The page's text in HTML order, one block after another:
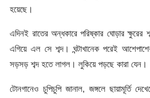
হয়েছে।
এদিনই রাতের অন্ধকারে পরিষ্কার ঘোড়ার ক্ষুরের
এগিয়ে এল সে শব্দ। ঘন্টাখানেক পরেই
সড়সড় শব্দ হতে লাগল। লুকিয়ে পড়ছে কারা যেন।
টোনগানেও চুপিচুপি জানাল, জঙ্গলে ছায়ামূর্তি